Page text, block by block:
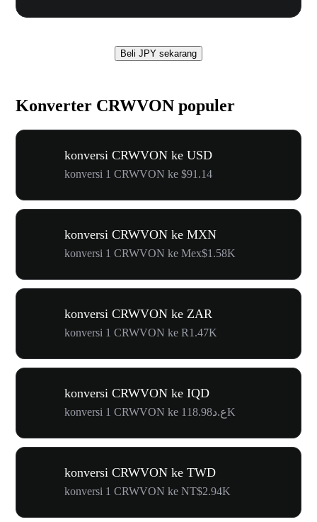
Beli JPY sekarang
Konverter CRWVON populer
konversi CRWVON ke USD
konversi 1 CRWVON ke $91.14
konversi CRWVON ke MXN
konversi 1 CRWVON ke Mex$1.58K
konversi CRWVON ke ZAR
konversi 1 CRWVON ke R1.47K
konversi CRWVON ke IQD
konversi 1 CRWVON ke ع.د118.98K
konversi CRWVON ke TWD
konversi 1 CRWVON ke NT$2.94K